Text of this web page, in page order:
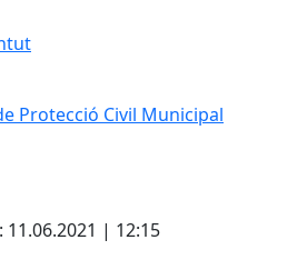
Protecció Civil Municipal
| 12:15